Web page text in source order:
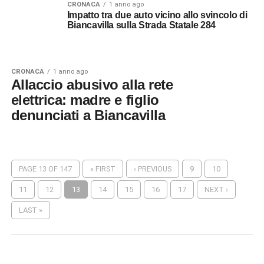
CRONACA 1 anno ago
Impatto tra due auto vicino allo svincolo di
Biancavilla sulla Strada Statale 284
CRONACA 1 anno ago
Allaccio abusivo alla rete
elettrica: madre e figlio
denunciati a Biancavilla
PAGE 13 OF 147 « FIRST ‹ PREVIOUS 9 10
11 12 13 14 15 16 17 NEXT ›
LAST »